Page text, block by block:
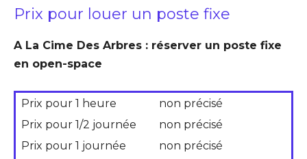
Prix pour louer un poste fixe
A La Cime Des Arbres : réserver un poste fixe
en open-space
Prix pour 1 heure
non précisé
Prix pour 1/2 journée
non précisé
Prix pour 1 journée
non précisé